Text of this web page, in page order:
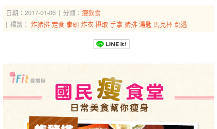
日期：2017-01-06 分類： 瘦飲食
標籤： 炸豬排 定食 拳頭 炸衣 攝取 手掌 豬排 湯匙 馬克杯 跳過